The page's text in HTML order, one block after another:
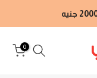
0